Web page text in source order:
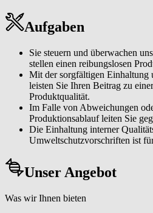
Aufgaben
Sie steuern und überwachen
stellen einen reibungslosen
Mit der sorgfältigen Einhaltung
leisten Sie Ihren Beitrag zu
Produktqualität.
Im Falle von Abweichungen
Produktionsablauf leiten Sie
Die Einhaltung interner
Umweltschutzvorschriften ist
Unser Angebot
Was wir Ihnen bieten